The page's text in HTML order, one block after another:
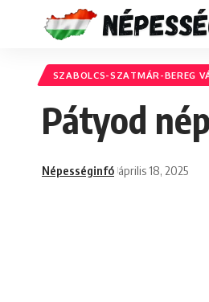
SZABOLCS-SZATMÁR-BEREG
Pátyod
Népességinfó április 18, 2025